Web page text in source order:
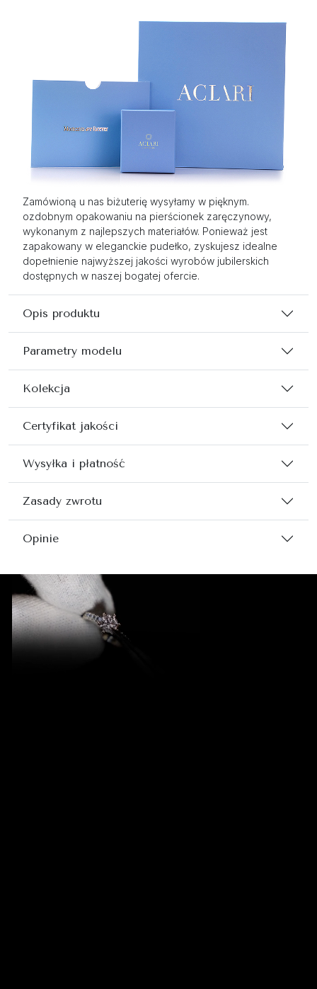
Zamówioną u nas biżuterię wysyłamy w pięknym.
ozdobnym opakowaniu na pierścionek zaręczynowy,
wykonanym z najlepszych materiałów. Ponieważ jest
zapakowany w eleganckie pudełko, zyskujesz idealne
dopełnienie najwyższej jakości wyrobów jubilerskich
dostępnych w naszej bogatej ofercie.
Opis produktu
Parametry modelu
Kolekcja
Certyfikat jakości
Wysyłka i płatność
Zasady zwrotu
Opinie